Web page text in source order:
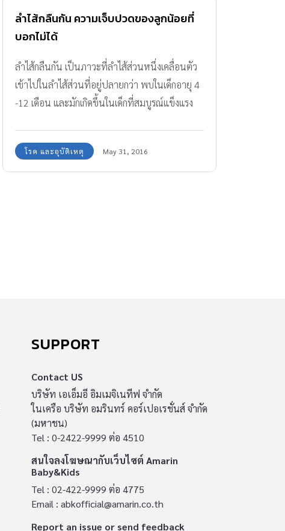
ลำไส้กลืนกัน ความเจ็บปวดของลูกน้อยที่
บอกไม่ได้
ลำไส้กลืนกัน เป็นภาวะที่ลำไส้ส่วนหนึ่งเคลื่อนตัว
เข้าไปในลำไส้ส่วนที่อยู่ปลายกว่า พบในเด็กอายุ 4
-12 เดือน และมักเกิดขึ้นในเด็กที่สมบูรณ์แข็งแรง
ปวดท้อง บางครั้งมีอาเจียนร่วม
โรค และอุบัติเหตุ May 31, 2016
SUPPORT
Contact US
บริษัท เอเอ็มอี อิมเมจิเนทีฟ จำกัด
ในเครือ บริษัท อมรินทร์ คอร์เปอเรชั่นส์ จำกัด
(มหาชน)
Tel : 0-2422-9999 ต่อ 4510
สนใจลงโฆษณากับเว็บไซต์ Amarin
Baby&Kids
Tel : 02-422-9999 ต่อ 4775
Email : abkofficial@amarin.co.th
Report an issue or send feedback